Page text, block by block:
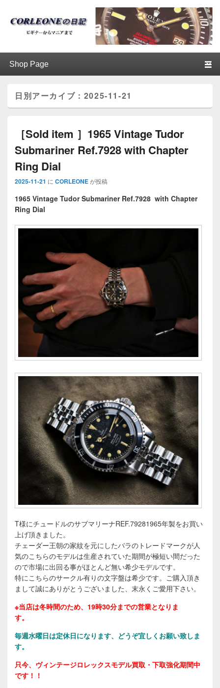
ブログ / アンティークロレックス
│CORLEONE
日別アーカイブ： 2025-11-21
［Sold item ］1965 Vintage Tudor
Submariner Ref.7928 with Chapter
Ring Dial
2025-11-21 に CORLEONEが投稿
1965 Vintage Tudor Submariner Ref.7928 with Chapter
Ring Dial
T様にチュードルのサブマリーナREF.79281965年製をお買い
上げ頂きました。
チェーダー王朝の家紋を元にしたバラのトレードマークが人
気のこちらのモデルは生産されていた期間が極短い間だった
ので市場に出回る事がほとんど無い希少モデルです。
特にこちらのサークル有りの文字盤は希少です。ご購入頂き
まして誠にありがとうございました、末永くご愛用下さい。
※当店は冬時間のため、19時30分までの営業となりま
す。
毎週水曜日は定休日になります、どうぞ宜しくお願い致しま
す。
只今、ヴィンテージロレックスモデル買取・下取強化期間中
です！！